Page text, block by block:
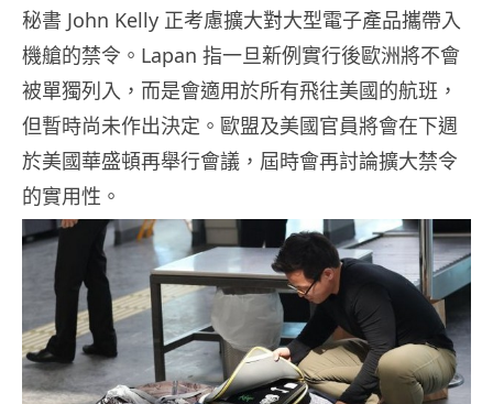
秘書 John Kelly 正考慮擴大對大型電子產品攜帶入
機艙的禁令。Lapan 指一旦新例實行後歐洲將不會
被單獨列入，而是會適用於所有飛往美國的航班，
但暫時尚未作出決定。歐盟及美國官員將會在下週
於美國華盛頓再舉行會議，屆時會再討論擴大禁令
的實用性。